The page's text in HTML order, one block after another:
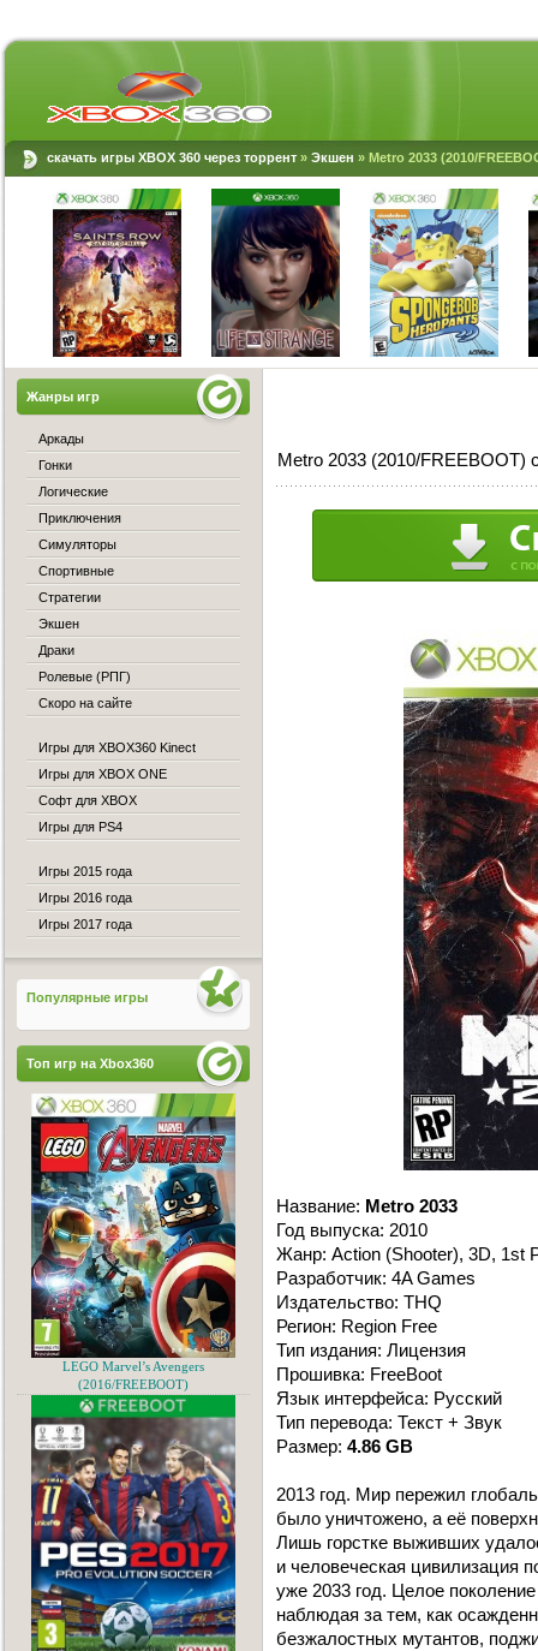
скачать игры XBOX 360 через торрент » Экшен » Metro 2033 (2010/
Metro 2033 (2010/FREEBOOT)
Название: Metro 2033
Год выпуска: 2010
Жанр: Action (Shooter), 3D, 1st
Разработчик: 4A Games
Издательство: THQ
Регион: Region Free
Тип издания: Лицензия
Прошивка: FreeBoot
Язык интерфейса: Русский
Тип перевода: Текст + Звук
Размер: 4.86 GB
2013 год. Мир пережил
было уничтожено, а её
Лишь горстке выживших
и человеческая цивилизация
уже 2033 год. Целое
наблюдая за тем, как
безжалостных мутантов,
Жанры игр
Аркады
Гонки
Логические
Приключения
Симуляторы
Спортивные
Стратегии
Экшен
Драки
Ролевые (РПГ)
Скоро на сайте
Игры для XBOX360 Kinect
Игры для XBOX ONE
Софт для XBOX
Игры для PS4
Игры 2015 года
Игры 2016 года
Игры 2017 года
Популярные игры
Топ игр на Xbox360
LEGO Marvel’s Avengers
(2016/FREEBOOT)